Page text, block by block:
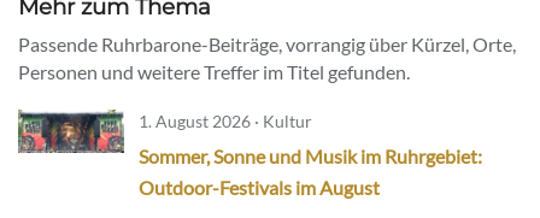
Mehr zum Thema
Passende Ruhrbarone-Beiträge, vorrangig über Kürzel, Orte,
Personen und weitere Treffer im Titel gefunden.
1. August 2026 · Kultur
Sommer, Sonne und Musik im Ruhrgebiet:
Outdoor-Festivals im August